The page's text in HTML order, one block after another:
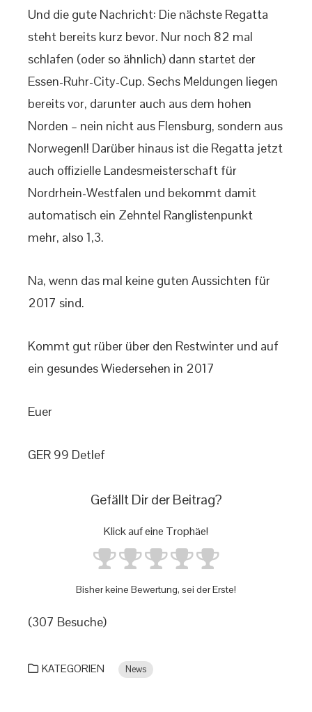
Und die gute Nachricht: Die nächste Regatta
steht bereits kurz bevor. Nur noch 82 mal
schlafen (oder so ähnlich) dann startet der
Essen-Ruhr-City-Cup. Sechs Meldungen liegen
bereits vor, darunter auch aus dem hohen
Norden – nein nicht aus Flensburg, sondern aus
Norwegen!! Darüber hinaus ist die Regatta jetzt
auch offizielle Landesmeisterschaft für
Nordrhein-Westfalen und bekommt damit
automatisch ein Zehntel Ranglistenpunkt
mehr, also 1,3.
Na, wenn das mal keine guten Aussichten für
2017 sind.
Kommt gut rüber über den Restwinter und auf
ein gesundes Wiedersehen in 2017
Euer
GER 99 Detlef
Gefällt Dir der Beitrag?
Klick auf eine Trophäe!
Bisher keine Bewertung, sei der Erste!
(307 Besuche)
KATEGORIEN News